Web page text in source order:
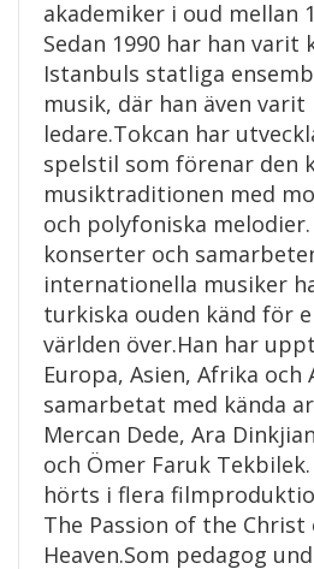
akademiker i oud mellan
Sedan 1990 har han varit
Istanbuls statliga
musik, där han även
ledare.Tokcan har
spelstil som förenar den
musiktraditionen med
och polyfoniska
konserter och
internationella musiker
turkiska ouden känd för
världen över.Han har
Europa, Asien, Afrika och
samarbetat med kända
Mercan Dede, Ara
och Ömer Faruk
hörts i flera
The Passion of the
Heaven.Som pedagog